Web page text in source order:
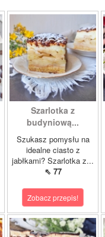
Szarlotka z
budyniową...
Szukasz pomysłu na
idealne ciasto z
jabłkami? Szarlotka z...
⇖ 77
Zobacz przepis!